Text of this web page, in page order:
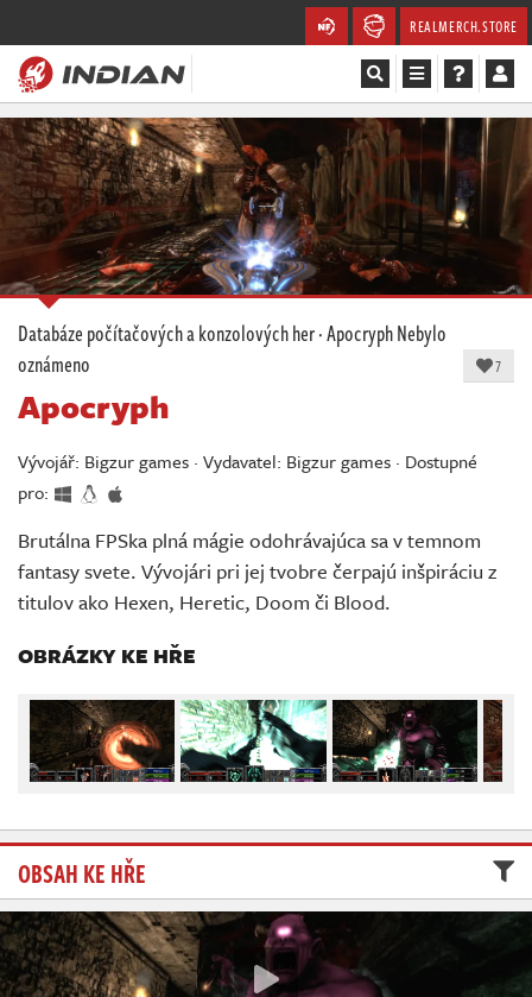
REALMERCH.STORE
Magazín
Recenze
Videa
Soutěže
Databáze
Komunita
Redakce
Živě
Databáze počítačových a konzolových her·ApocryphNebylo
oznámeno
7
Apocryph
Vývojář: Bigzur games · Vydavatel: Bigzur games · Dostupné
pro:
Brutálna FPSka plná mágie odohrávajúca sa v temnom
fantasy svete. Vývojári pri jej tvobre čerpajú inšpiráciu z
titulov ako Hexen, Heretic, Doom či Blood.
OBRÁZKY KE HŘE
OBSAH KE HŘE